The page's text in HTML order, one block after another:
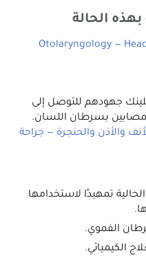
الحالة
Otolaryngology —
جهودهم للتوصل إلى
بسرطان اللسان.
والأذن والحنجرة — جراحة
تمهيدًا لاستخدامها
الفموي.
الكيميائي.